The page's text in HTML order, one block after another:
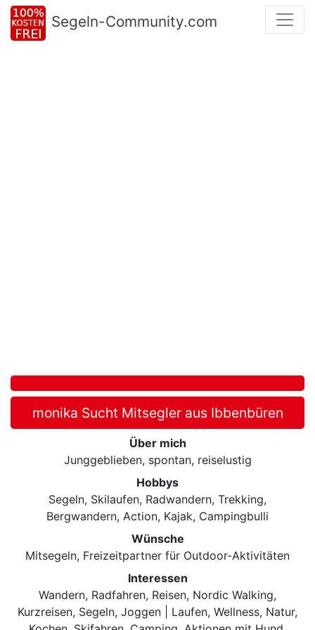
Segeln-Community.com
monika Sucht Mitsegler aus Ibbenbüren
Über mich
Junggeblieben, spontan, reiselustig
Hobbys
Segeln, Skilaufen, Radwandern, Trekking,
Bergwandern, Action, Kajak, Campingbulli
Wünsche
Mitsegeln, Freizeitpartner für Outdoor-Aktivitäten
Interessen
Wandern, Radfahren, Reisen, Nordic Walking,
Kurzreisen, Segeln, Joggen | Laufen, Wellness, Natur,